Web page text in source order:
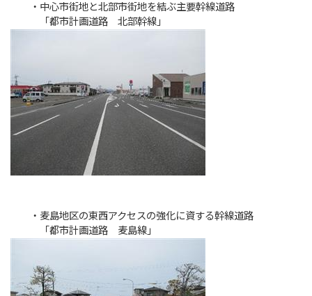
・中心市街地と北部市街地を結ぶ主要幹線道路
「都市計画道路 北部幹線」
・麦島地区の東西アクセスの強化に資する幹線道路
「都市計画道路 麦島線」